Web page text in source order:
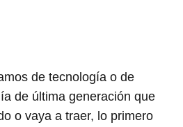
de tecnología o de
de última generación que
o vaya a traer, lo primero